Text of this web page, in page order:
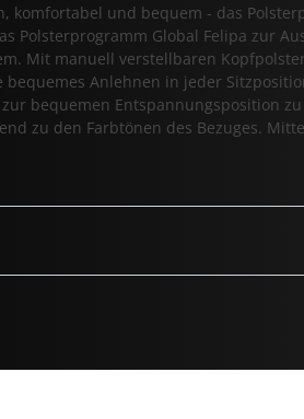
komfortabel und bequem - das
Polsterprogramm Global Felipa zur
Mit manuell verstellbaren
Anlehnen in jeder
bequemen Entspannungsposition
zu den Farbtönen des Bezuges.